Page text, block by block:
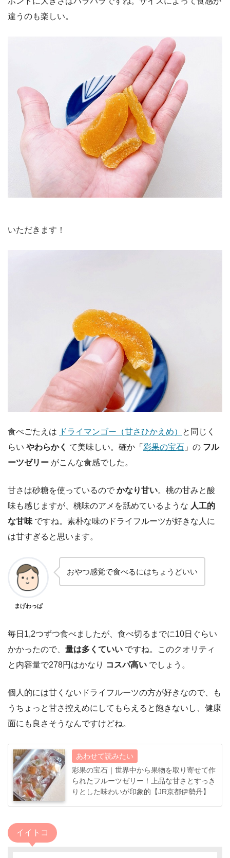
違うのも楽しい。
いただきます！
食べごたえは ドライマンゴー（甘さひかえめ）
と同じく
らい やわらかく て美味しい。確か「 彩果の宝石 」の フル
ーツゼリー がこんな食感でした。
甘さは砂糖を使っているので かなり甘い。桃の甘みと酸
味も感じますが、桃味のアメを舐めているような 人工的
な甘味 ですね。素朴な味のドライフルーツが好きな人に
は甘すぎると思います。
まげわっぱ
おやつ感覚で食べるにはちょうどいい
毎日1,2つずつ食べましたが、食べ切るまでに10日ぐらい
かかったので、 量は多くていい ですね。このクオリティ
と内容量で278円はかなり コスパ高い でしょう。
個人的には甘くないドライフルーツの方が好きなので、も
うちょっと甘さ控えめにしてもらえると飽きないし、健康
面にも良さそうなんですけどね。
彩果の宝石｜世界中から果物を取り寄せて作
られたフルーツゼリー！上品な甘さとすっき
りとした味わいが印象的【JR京都伊勢丹】
イイトコ